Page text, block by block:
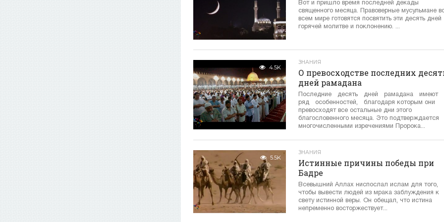
Вот и пришло время последней декады
священного месяца. Правоверные мусульмане
всем мире готовятся посвятить эти десять дней
горячей молитве и поклонению. ...
4.5K
ЗНАНИЯ
О превосходстве последних
дней рамадана
Последние десять дней рамадана имеют
ряд особенностей, благодаря которым они
превосходят все остальные дни этого
благословенного месяца. Это подтверждается
многочисленными изречениями Пророка...
5.5K
ЗНАНИЯ
Истинные причины победы при
Бадре
Всевышний Аллах ниспослал ислам для того,
чтобы вывести людей из мрака заблуждения к
свету истинной веры. Он обещал, что истина
непременно восторжествует...